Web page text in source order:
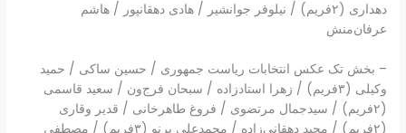
دهداری (۲فریم) / نیلوفر جوانشیر / هادی دهقانپور / هاشم
عرفان‌منش
– بخش تک عکس انتخابات ریاست جمهوری / حسین ساکی / حمید
وکیلی (۳فریم) / زهرا استادزاده / سبحان فرج‌ون / سعید قاسمی
(۲فریم) / سیدجمال مرتضوی / فروغ طاهرخانی / قدیر وقاری
(۲فریم) / مجید دهقانی‌زاده / محمدعلی برنو (۳فریم) / مصطفی